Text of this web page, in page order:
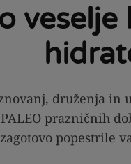
druženja in
prazničnih
popestrile